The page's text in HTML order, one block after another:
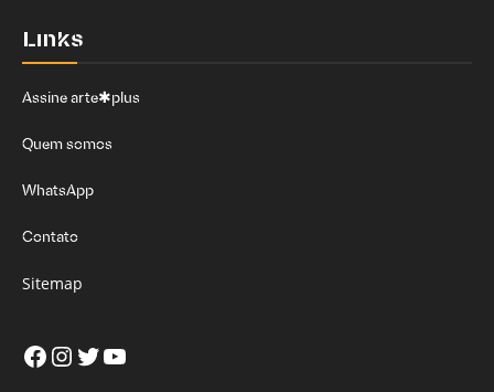
Links
Assine arte✱plus
Quem somos
WhatsApp
Contato
Sitemap
Facebook
Instagram
Twitter
Youtube